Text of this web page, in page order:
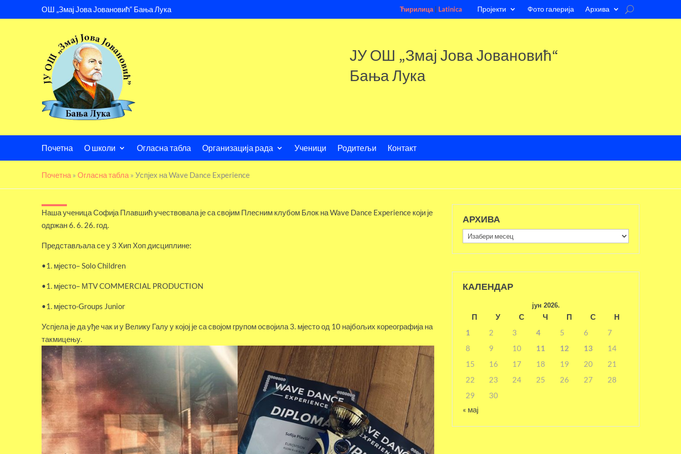
ОШ „Змај Јова Јовановић“ Бања Лука Пројекти Фото галерија Aрхива
Ћирилица| Latinica
ЈУ ОШ „Змај Јова Јовановић“
Бања Лука
Почетна О школи Огласна табла Организација рада Ученици Родитељи Контакт
Почетна » Огласна табла » Успјех на Wave Dance Experience
Наша ученица Софија Плавшић учествовала је са својим Плесним клубом Блок на Wave Dance Experience који је
одржан 6. 6. 26. год.
Представљала се у 3 Хип Хоп дисциплине:
•1. мјесто– Solo Children
•1. мјесто– МТV COMMERCIAL PRODUCTION
•1. мјесто-Groups Junior
Успјела је да уђе чак и у Велику Галу у којој је са својом групом освојила 3. мјесто од 10 најбољих кореографија на
такмицењу.
АРХИВА
Архива
КАЛЕНДАР
јун 2026.
П У С Ч П С
Н
1
2 3 4 5 6
7
8
9 10 11 12 13
14
15
16 17 18 19 20
21
22
23 24 25 26 27
28
29
30
« мај